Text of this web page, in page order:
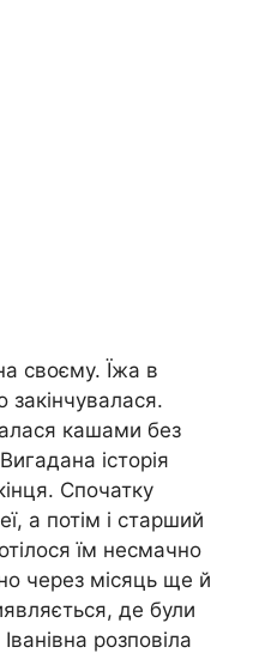
своєму. Їжа в
закінчувалася.
кашами без
історія
Спочатку
а потім і старший
їм несмачно
через місяць ще й
де були
розповіла